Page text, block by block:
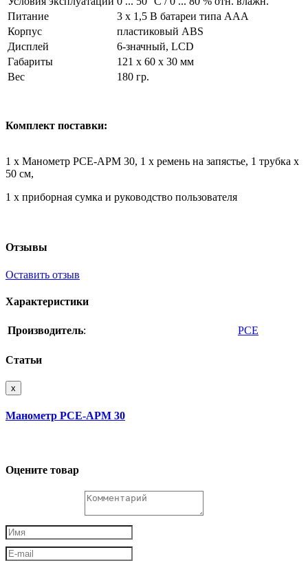
Питание
3 x 1,5 В батареи типа AAA
Корпус
пластиковый ABS
Дисплей
6-значный, LCD
Габариты
121 x 60 x 30 мм
Вес
180 гр.
Комплект поставки:
1 x Манометр PCE-APM 30, 1 x ремень на запястье, 1 трубка x
50 см,
1 x приборная сумка и руководство пользователя
Отзывы
Оставить отзыв
Характеристики
Производитель: PCE
Статьи
x
Манометр PCE-APM 30
Оцените товар